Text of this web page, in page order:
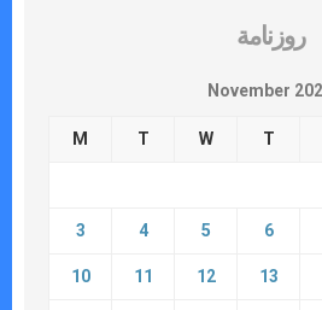
روزنامة
November
M T W T
3 4 5 6
10 11 12 13